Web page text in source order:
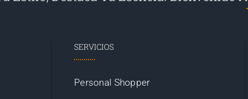
SERVICIOS
Personal Shopper